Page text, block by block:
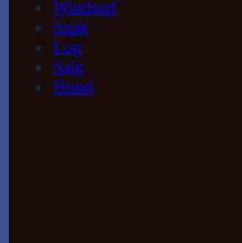
Windsurf
Snak
Log
Salg
Hund